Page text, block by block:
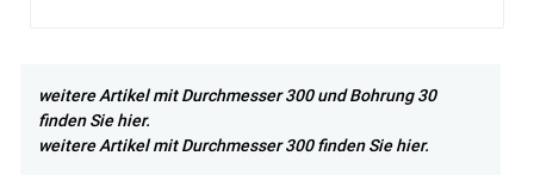
weitere Artikel mit Durchmesser 300 und Bohrung 30
finden Sie hier.
weitere Artikel mit Durchmesser 300 finden Sie hier.